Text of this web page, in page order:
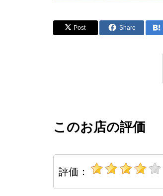
Post Share
このお店の評価
評価：